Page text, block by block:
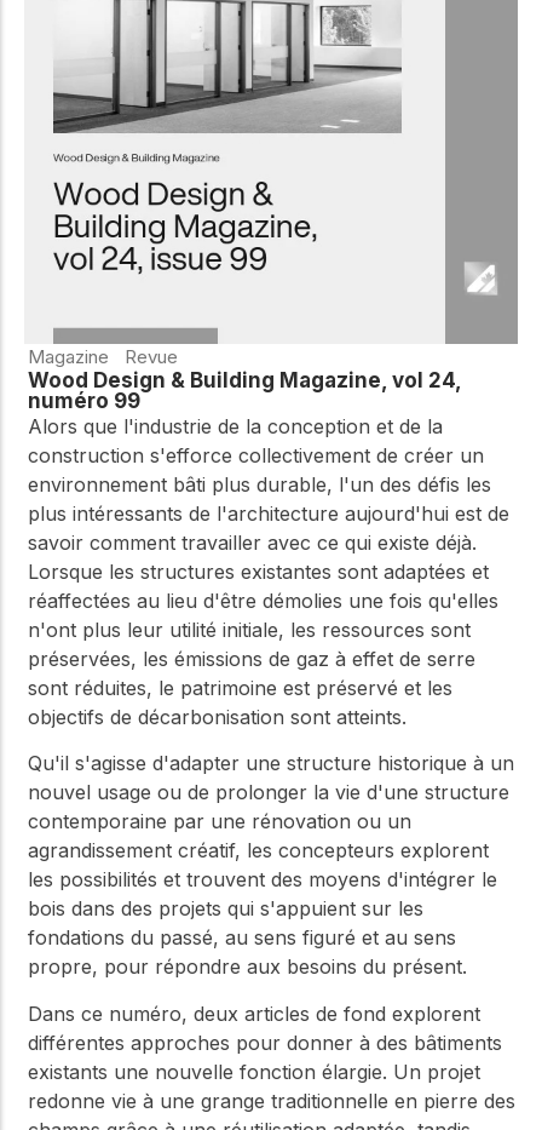
Magazine Revue
Wood Design & Building Magazine, vol 24,
numéro 99
Alors que l'industrie de la conception et de la
construction s'efforce collectivement de créer un
environnement bâti plus durable, l'un des défis les
plus intéressants de l'architecture aujourd'hui est de
savoir comment travailler avec ce qui existe déjà.
Lorsque les structures existantes sont adaptées et
réaffectées au lieu d'être démolies une fois qu'elles
n'ont plus leur utilité initiale, les ressources sont
préservées, les émissions de gaz à effet de serre
sont réduites, le patrimoine est préservé et les
objectifs de décarbonisation sont atteints.
Qu'il s'agisse d'adapter une structure historique à un
nouvel usage ou de prolonger la vie d'une structure
contemporaine par une rénovation ou un
agrandissement créatif, les concepteurs explorent
les possibilités et trouvent des moyens d'intégrer le
bois dans des projets qui s'appuient sur les
fondations du passé, au sens figuré et au sens
propre, pour répondre aux besoins du présent.
Dans ce numéro, deux articles de fond explorent
différentes approches pour donner à des bâtiments
existants une nouvelle fonction élargie. Un projet
redonne vie à une grange traditionnelle en pierre des